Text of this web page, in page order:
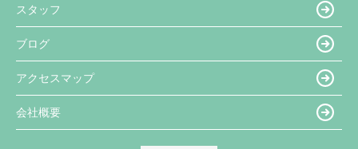
スタッフ
ブログ
アクセスマップ
会社概要